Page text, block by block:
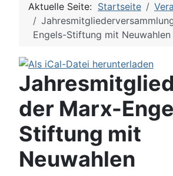
Aktuelle Seite: Startseite
Engels-Stiftung mit Neuwahlen
der Marx-
Stiftung mit
Neuwahlen